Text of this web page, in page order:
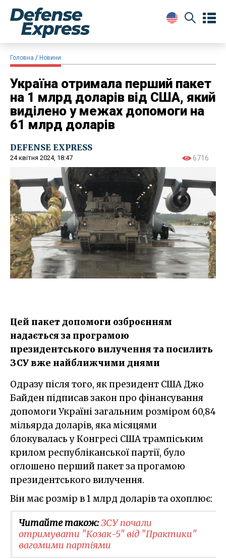
Головна Новини
Україна отримала перший пакет
на 1 млрд доларів від США, який
виділено у межах допомоги на
61 млрд доларів
DEFENSE EXPRESS
24 квітня 2024, 18:47 6716
Цей пакет допомоги озброєнням
надається за програмою
президентського вилучення та посилить
ЗСУ вже найближчими днями
Одразу після того, як президент США Джо
Байден підписав закон про фінансування
допомоги Україні загальним розміром 60,84
мільярда доларів, яка місяцями
блокувалась у Конгресі США трампіським
крилом республіканської партії, було
оглошено перший пакет за прогамою
президентського вилучення.
Він має розмір в 1 млрд доларів та охоплює:
Читайте також:ЗСУ почали
отримувати "Козак-5" від "Практики"
вагомими партіями